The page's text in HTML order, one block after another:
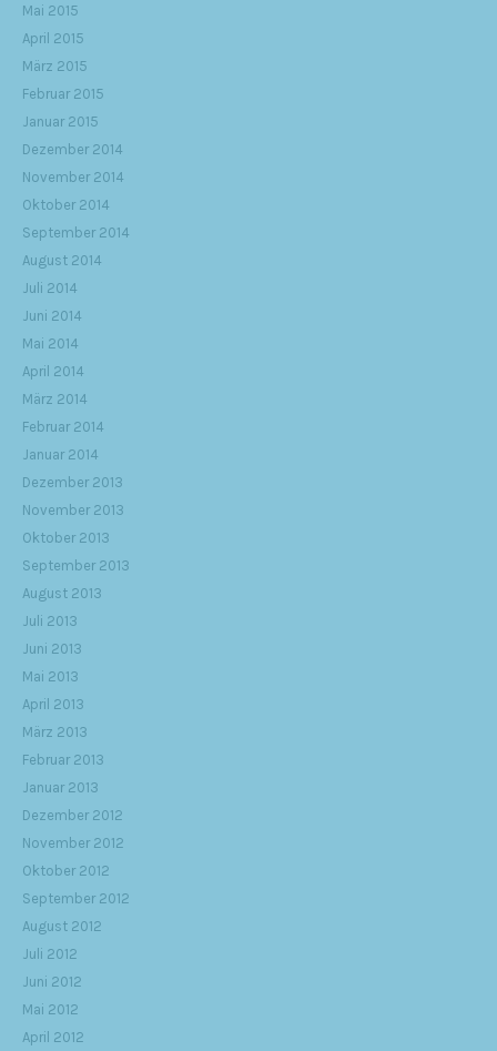
Mai 2015
April 2015
März 2015
Februar 2015
Januar 2015
Dezember 2014
November 2014
Oktober 2014
September 2014
August 2014
Juli 2014
Juni 2014
Mai 2014
April 2014
März 2014
Februar 2014
Januar 2014
Dezember 2013
November 2013
Oktober 2013
September 2013
August 2013
Juli 2013
Juni 2013
Mai 2013
April 2013
März 2013
Februar 2013
Januar 2013
Dezember 2012
November 2012
Oktober 2012
September 2012
August 2012
Juli 2012
Juni 2012
Mai 2012
April 2012